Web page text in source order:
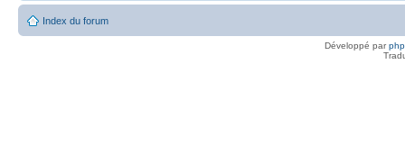
Index du forum
Développé par